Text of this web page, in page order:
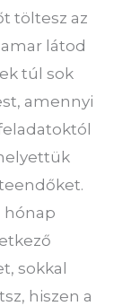
töltesz az
látod
túl sok
amennyi
hónap
sokkal
hiszen a